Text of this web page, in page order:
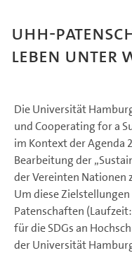
UHH-
Leben unter
Die Universität
und Cooperating for a
im Kontext der Agenda
Bearbeitung der
der Vereinten Nationen
Um diese
Patenschaften
für die SDGs an
der Universität